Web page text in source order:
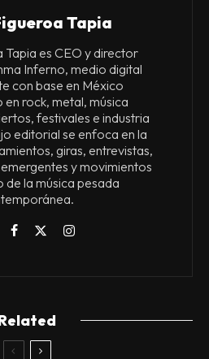
Tapia
es CEO y director
Inferno, medio digital
con base en México
en rock, metal, música
festivales e industria
editorial se enfoca en la
giras, entrevistas,
y movimientos
de la música pesada